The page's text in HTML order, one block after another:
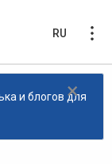
RU
×
и блогов для